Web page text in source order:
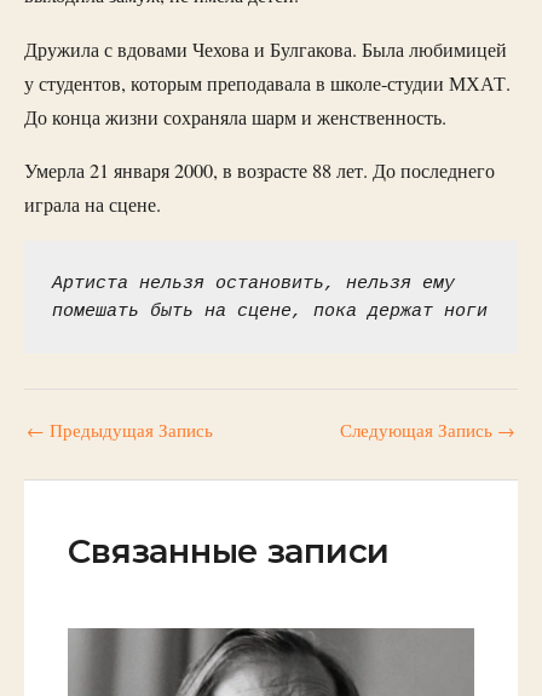
Дружила с вдовами Чехова и Булгакова. Была любимицей
у студентов, которым преподавала в школе-студии МХАТ.
До конца жизни сохраняла шарм и женственность.
Умерла 21 января 2000, в возрасте 88 лет. До последнего
играла на сцене.
Артиста нельзя остановить, нельзя ему
помешать быть на сцене, пока держат ноги
← Предыдущая Запись Следующая Запись →
Связанные записи